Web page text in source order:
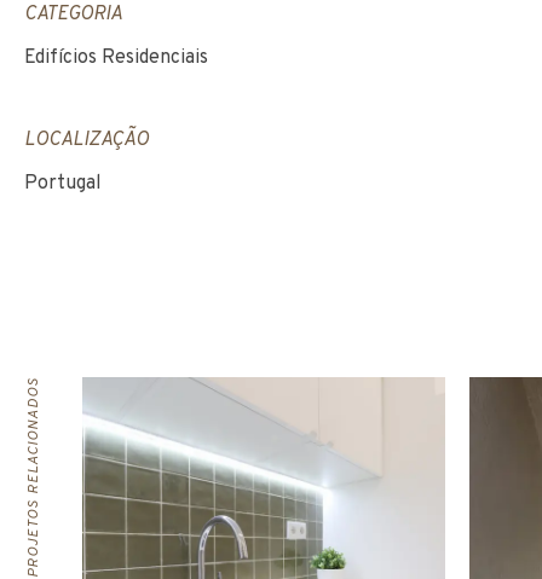
CATEGORIA
Edifícios Residenciais
LOCALIZAÇÃO
Portugal
PROJETOS RELACIONADOS